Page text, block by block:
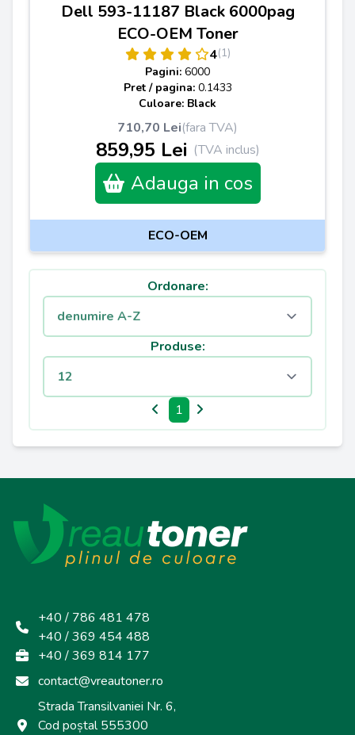
Dell 593-11187 Black 6000pag
ECO-OEM Toner
4(1)
Pagini: 6000
Pret / pagina: 0.1433
Culoare: Black
710,70 Lei(fara TVA)
859,95 Lei (TVA inclus)
Adauga in cos
ECO-OEM
Ordonare:
Produse:
1
+40 / 786 481 478
+40 / 369 454 488
+40 / 369 814 177
contact@vreautoner.ro
Strada Transilvaniei Nr. 6,
Cod poștal 555300